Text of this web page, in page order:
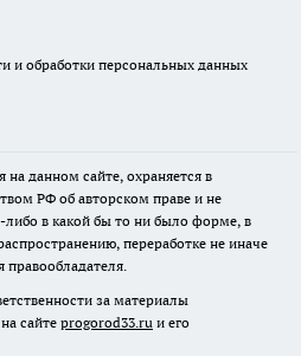
и обработки персональных данных
данном сайте, охраняется в
РФ об авторском праве и не
в какой бы то ни было форме, в
переработке не иначе
правообладателя.
за материалы
сайте progorod33.ru и его